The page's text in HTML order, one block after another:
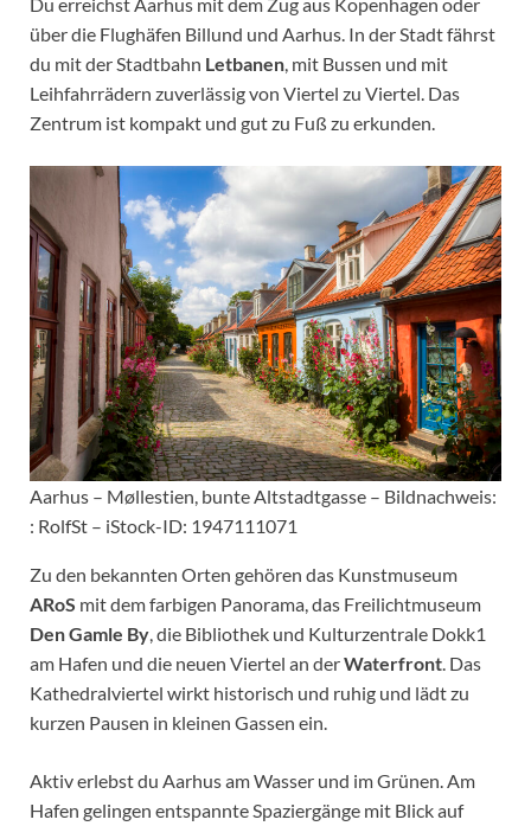
Du erreichst Aarhus mit dem Zug aus Kopenhagen oder
über die Flughäfen Billund und Aarhus. In der Stadt fährst
du mit der Stadtbahn Letbanen, mit Bussen und mit
Leihfahrrädern zuverlässig von Viertel zu Viertel. Das
Zentrum ist kompakt und gut zu Fuß zu erkunden.
Aarhus – Møllestien, bunte Altstadtgasse – Bildnachweis:
: RolfSt – iStock-ID: 1947111071
Zu den bekannten Orten gehören das Kunstmuseum
ARoS mit dem farbigen Panorama, das Freilichtmuseum
Den Gamle By , die Bibliothek und Kulturzentrale Dokk1
am Hafen und die neuen Viertel an derWaterfront . Das
Kathedralviertel wirkt historisch und ruhig und lädt zu
kurzen Pausen in kleinen Gassen ein.
Aktiv erlebst du Aarhus am Wasser und im Grünen. Am
Hafen gelingen entspannte Spaziergänge mit Blick auf